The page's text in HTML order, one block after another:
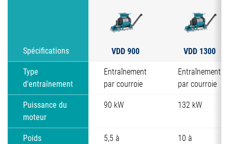
Spécifications VDD 900 VDD 1300
Type
d'entraînement
Entraînement
par courroie
Entraînement
par courroie
Puissance du
moteur
90 kW 132 kW
Poids 5,5 à 10 à